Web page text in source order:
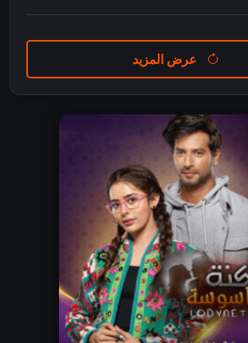
عرض المزيد